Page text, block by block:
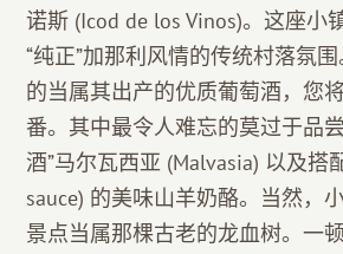
诺斯 (Icod de los Vinos)。这座小
“纯正”加那利风情的传统村落氛
的当属其出产的优质葡萄酒，您
番。其中最令人难忘的莫过于品
酒”马尔瓦西亚 (Malvasia) 以及搭
sauce) 的美味山羊奶酪。当然，
景点当属那棵古老的龙血树。一